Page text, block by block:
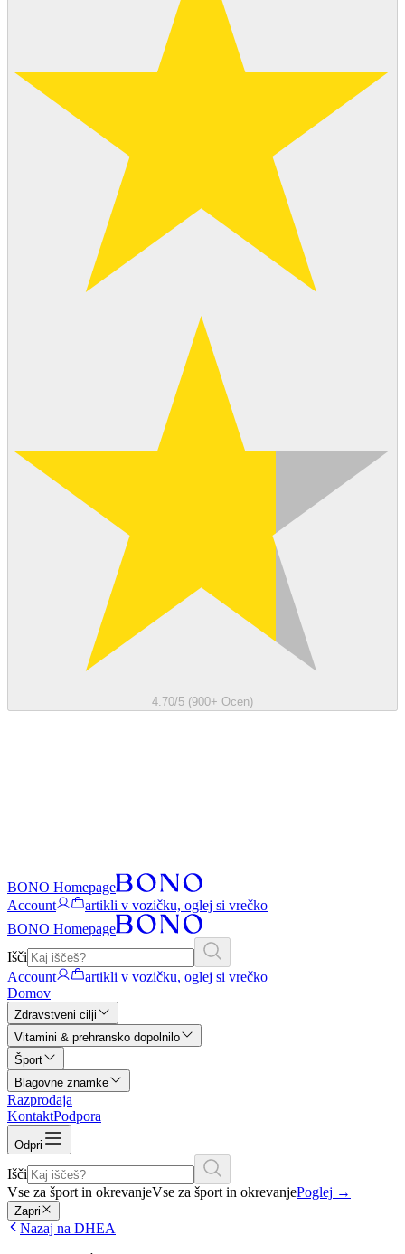
4.70/5 (900+ Ocen)
BONO Homepage
Account
artikli v vozičku, oglej si vrečko
BONO Homepage
Išči
Account
artikli v vozičku, oglej si vrečko
Domov
Zdravstveni cilji
Vitamini & prehransko dopolnilo
Šport
Blagovne znamke
Razprodaja
KontaktPodpora
Odpri
Išči
Vse za šport in okrevanjeVse za šport in okrevanjePoglej →
Zapri
Nazaj na DHEA